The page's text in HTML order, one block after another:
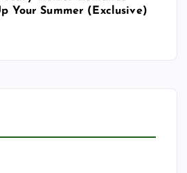
Your Summer (Exclusive)